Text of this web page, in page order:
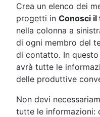
Crea un elenco dei
progetti in Conosci il
nella colonna a
di ogni membro del
di contatto. In
avrà tutte le
delle produttive
Non devi
tutte le informazioni: